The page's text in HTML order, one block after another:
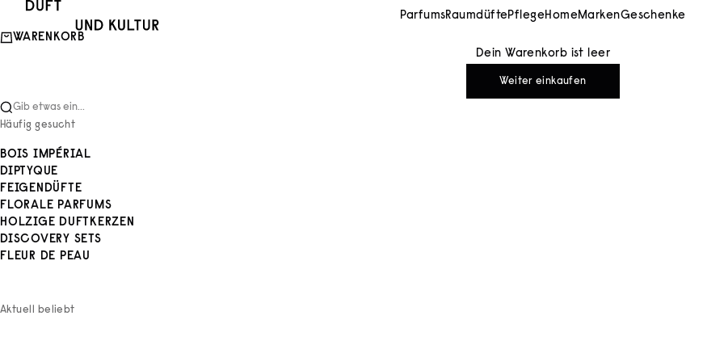
Zum Inhalt springen
Duft und Kultur ParfumsRaumdüftePflegeHomeMarkenGeschenke
WARENKORB
Dein Warenkorb ist leer
Weiter einkaufen
Gib etwas ein...
Häufig gesucht
BOIS IMPÉRIAL
DIPTYQUE
FEIGENDÜFTE
FLORALE PARFUMS
HOLZIGE DUFTKERZEN
DISCOVERY SETS
FLEUR DE PEAU
Aktuell beliebt